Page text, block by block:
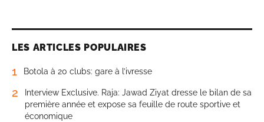
LES ARTICLES POPULAIRES
1 Botola à 20 clubs: gare à l’ivresse
2
Interview Exclusive. Raja: Jawad Ziyat dresse le bilan de sa
première année et expose sa feuille de route sportive et
économique